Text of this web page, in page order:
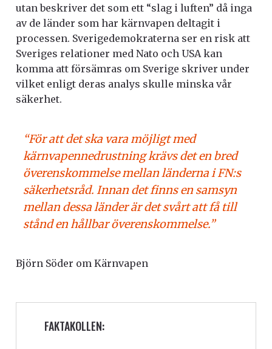
utan beskriver det som ett “slag i luften” då inga
av de länder som har kärnvapen deltagit i
processen. Sverigedemokraterna ser en risk att
Sveriges relationer med Nato och USA kan
komma att försämras om Sverige skriver under
vilket enligt deras analys skulle minska vår
säkerhet.
“För att det ska vara möjligt med
kärnvapennedrustning krävs det en bred
överenskommelse mellan länderna i FN:s
säkerhetsråd. Innan det finns en samsyn
mellan dessa länder är det svårt att få till
stånd en hållbar överenskommelse.”
Björn Söder om Kärnvapen
FAKTAKOLLEN: